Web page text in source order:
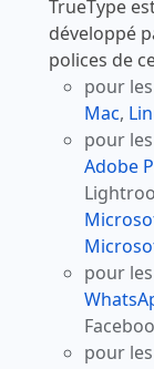
TrueType
développé
polices de
pour
Mac,
pour
Adobe
pour
pour